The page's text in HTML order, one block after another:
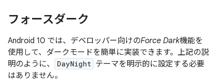
フォースダーク
Android 10 では、デベロッパー向けのForce Dark機能を
使用して、ダークモードを簡単に実装できます。上記の説
明のように、
DayNight テーマを明示的に設定する必要
はありません。